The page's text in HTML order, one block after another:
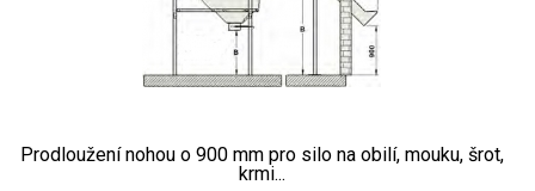
Prodloužení nohou o 900 mm pro silo na obilí, mouku, šrot,
krmi...